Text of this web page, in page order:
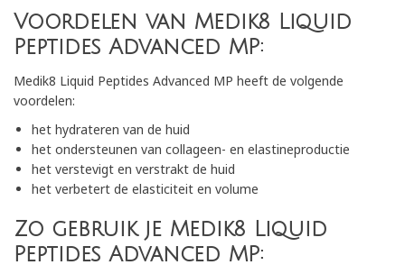
Voordelen van Medik8 Liquid
Peptides Advanced MP:
Medik8 Liquid Peptides Advanced MP heeft de volgende
voordelen:
het hydrateren van de huid
het ondersteunen van collageen- en elastineproductie
het verstevigt en verstrakt de huid
het verbetert de elasticiteit en volume
Zo gebruik je Medik8 Liquid
Peptides Advanced MP: